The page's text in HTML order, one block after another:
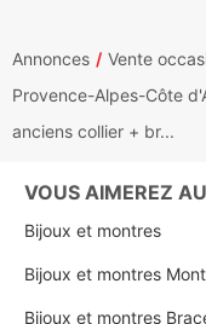
Annonces Vente
Provence-Alpes-Côte
anciens collier + br...
VOUS AIMEREZ
Bijoux et montres
Bijoux et montres
Bijoux et montres